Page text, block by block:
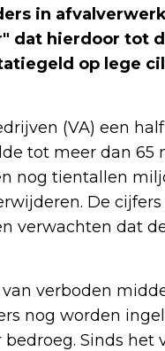
in
dat hierdoor tot
op lege
(VA) een
tot meer dan 65
nog tientallen
De
verwachten dat
verboden
nog worden
Sinds het